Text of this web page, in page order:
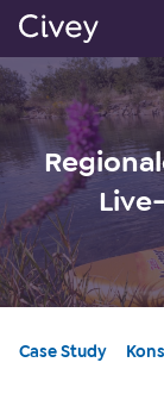
a
u
t
i
h
l
Case Study